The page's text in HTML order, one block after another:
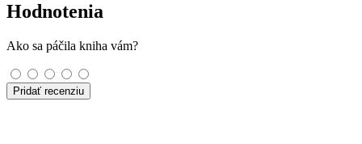
Hodnotenia
Ako sa páčila kniha vám?
Pridať recenziu